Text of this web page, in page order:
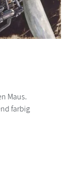
Maus.
farbig